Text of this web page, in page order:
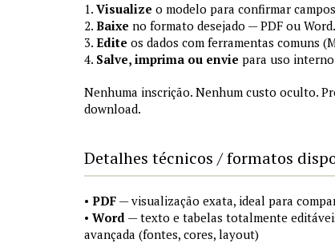
1. Visualize o modelo para confirmar
2. Baixe no formato desejado — PDF ou Word.
3. Edite os dados com ferramentas comuns
4. Salve, imprima ou envie para uso
Nenhuma inscrição. Nenhum custo oculto.
download.
Detalhes técnicos / formatos
• PDF — visualização exata, ideal para
• Word — texto e tabelas totalmente
avançada (fontes, cores, layout)